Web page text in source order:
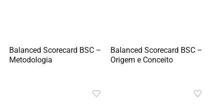
Balanced Scorecard BSC –
Metodologia
Balanced Scorecard BSC –
Origem e Conceito